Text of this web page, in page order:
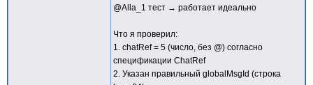
@Alla_1 тест → работает идеально
Что я проверил:
1. chatRef = 5 (число, без @) согласно
спецификации ChatRef
2. Указан правильный globalMsgId (строка